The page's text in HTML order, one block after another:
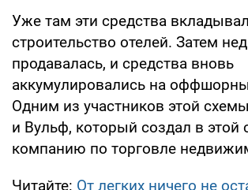
Уже там эти средства
строительство отелей. Затем
продавалась, и средства вновь
аккумулировались на
Одним из участников этой
и Вульф, который создал в этой
компанию по торговле
Читайте: От легких ничего не